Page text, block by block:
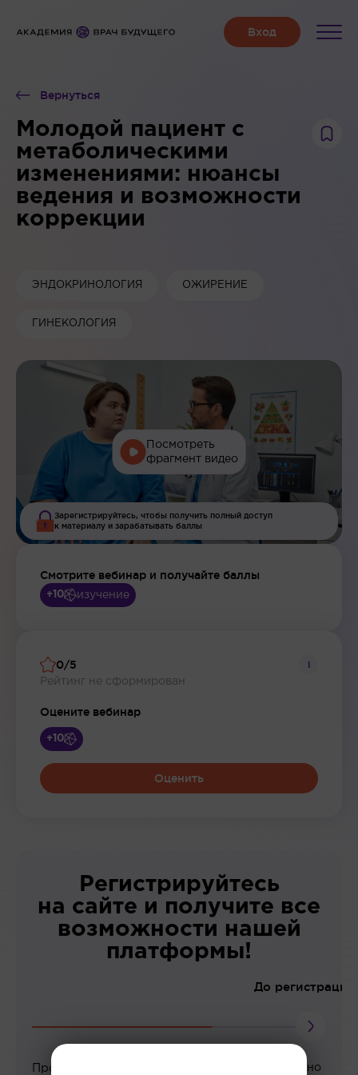
Вернуться
Молодой пациент с
метаболическими
изменениями: нюансы
ведения и возможности
коррекции
ЭНДОКРИНОЛОГИЯ ОЖИРЕНИЕ
ГИНЕКОЛОГИЯ
Посмотреть
фрагмент видео
Зарегистрируйтесь, чтобы получить полный доступ
к материалу и зарабатывать баллы
Смотрите вебинар и получайте баллы
+10 изучение
0/5
Рейтинг не сформирован
i
Оцените вебинар
+10
Оценить
Регистрируйтесь
на сайте и получите все
возможности нашей
платформы!
До регистрации
Просмотр вебинаров